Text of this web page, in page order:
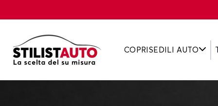
COPRISEDILI AUTO